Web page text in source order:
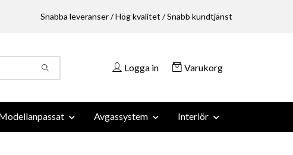
Snabba leveranser / Hög kvalitet / Snabb kundtjänst
Logga in Varukorg
Avgassystem Interiör